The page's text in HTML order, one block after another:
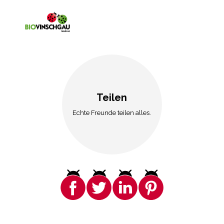
Teilen
Echte Freunde teilen alles.